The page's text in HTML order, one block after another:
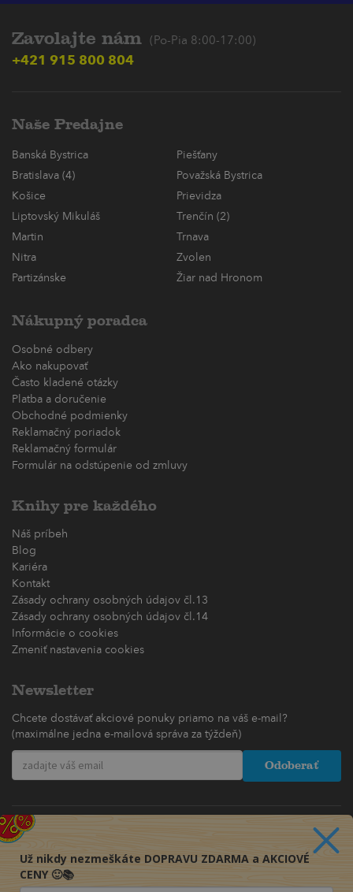
Zavolajte nám (Po-Pia 8:00-17:00)
+421 915 800 804
Naše Predajne
Banská Bystrica
Piešťany
Bratislava (4)
Považská Bystrica
Košice
Prievidza
Liptovský Mikuláš
Trenčín (2)
Martin
Trnava
Nitra
Zvolen
Partizánske
Žiar nad Hronom
Nákupný poradca
Osobné odbery
Ako nakupovať
Často kladené otázky
Platba a doručenie
Obchodné podmienky
Reklamačný poriadok
Reklamačný formulár
Formulár na odstúpenie od zmluvy
Knihy pre každého
Náš príbeh
Blog
Kariéra
Kontakt
Zásady ochrany osobných údajov čl.13
Zásady ochrany osobných údajov čl.14
Informácie o cookies
Zmeniť nastavenia cookies
Newsletter
Chcete dostávať akciové ponuky priamo na váš e-mail?
(maximálne jedna e-mailová správa za týždeň)
Odoberať
Už nikdy nezmeškáte DOPRAVU ZDARMA a AKCIOVÉ
CENY 🙂📚